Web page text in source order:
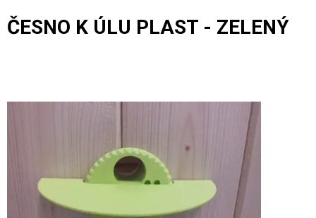
ČESNO K ÚLU PLAST - ZELENÝ